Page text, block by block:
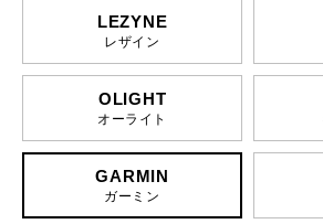
LEZYNE
レザイン
OLIGHT
オーライト
GARMIN
ガーミン